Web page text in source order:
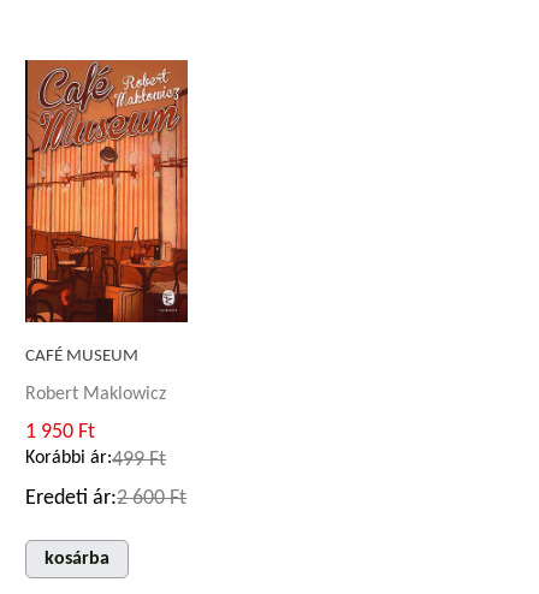
CAFÉ MUSEUM
Robert Maklowicz
1 950 Ft
Korábbi ár:499 Ft
Eredeti ár:2 600 Ft
kosárba